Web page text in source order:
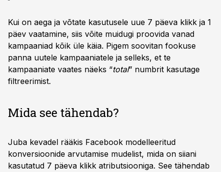
Kui on aega ja võtate kasutusele uue 7 päeva klikk ja 1
päev vaatamine, siis võite muidugi proovida vanad
kampaaniad kõik üle käia. Pigem soovitan fookuse
panna uutele kampaaniatele ja selleks, et te
kampaaniate vaates näeks “total” numbrit kasutage
filtreerimist.
Mida see tähendab?
Juba kevadel rääkis Facebook modelleeritud
konversioonide arvutamise mudelist, mida on siiani
kasutatud 7 päeva klikk atributsiooniga. See tähendab